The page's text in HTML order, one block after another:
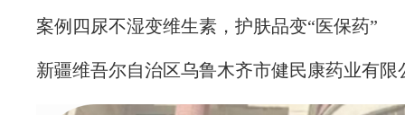
案例四尿不湿变维生素，护肤品变“医保药”
新疆维吾尔自治区乌鲁木齐市健民康药业有限